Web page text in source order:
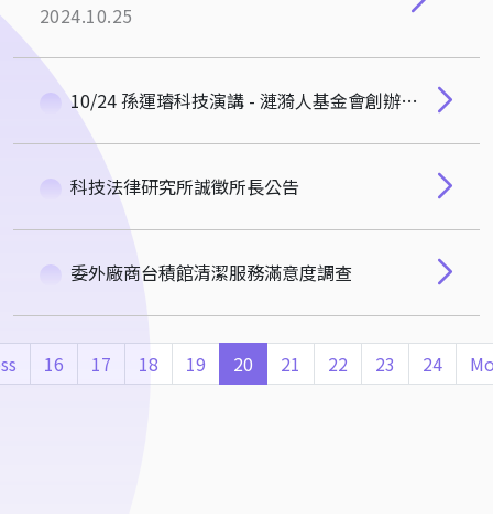
2024.10.25
10/24 孫運璿科技演講 - 漣漪人基金會創辦人朱平先生
科技法律研究所誠徵所長公告
委外廠商台積館清潔服務滿意度調查
16 17 18 19 20 21 22 23 24